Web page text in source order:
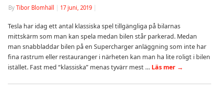
By Tibor Blomhäll 17 juni, 2019
Tesla har idag ett antal klassiska spel tillgängliga på bilarnas
mittskärm som man kan spela medan bilen står parkerad. Medan
man snabbladdar bilen på en Supercharger anläggning som inte har
fina rastrum eller restauranger i närheten kan man ha lite roligt i bilen
istället. Fast med “klassiska” menas tyvärr mest … Läs mer →